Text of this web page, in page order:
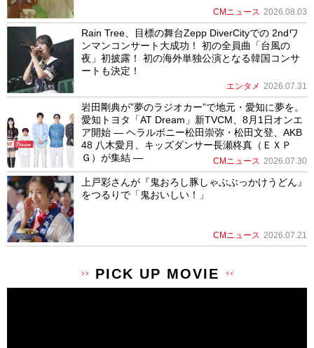
CMニュース 2026.08.03
Rain Tree、目標の舞台Zepp DiverCityでの 2ndワ
ンマンコンサート大成功！ 初の全員曲「台風の
夜」初披露！ 初の海外単独公演となる韓国コンサ
ートも決定！
エンタメ 2026.07.31
岩田剛典が”夢のラジオカー”で地元・愛知に夢を。
愛知トヨタ「AT Dream」新TVCM、8月1日オンエ
ア開始 ― ヘラルボニー松田崇弥・松田文登、AKB
48 八木愛月、キッズダンサー長瀬柊真（ＥＸＰ
Ｇ）が集結 ―
CMニュース 2026.07.30
上戸彩さんが『鬼おろし豚しゃぶぶっかけうどん』
をつるりで「鬼おいしい！」
CMニュース 2026.07.21
PICK UP MOVIE